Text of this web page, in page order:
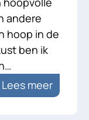
andere
hoop in de
ben ik
de
het
Lees meer